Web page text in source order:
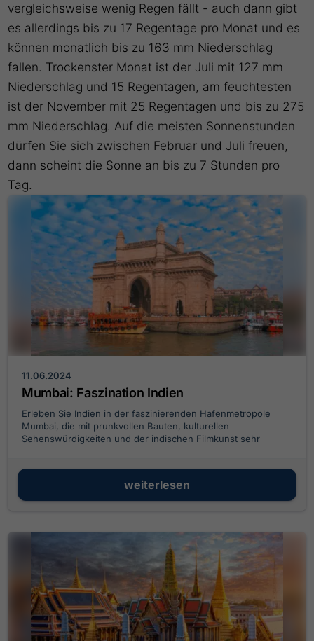
vergleichsweise wenig Regen fällt - auch dann gibt
es allerdings bis zu 17 Regentage pro Monat und es
können monatlich bis zu 163 mm Niederschlag
fallen. Trockenster Monat ist der Juli mit 127 mm
Niederschlag und 15 Regentagen, am feuchtesten
ist der November mit 25 Regentagen und bis zu 275
mm Niederschlag. Auf die meisten Sonnenstunden
dürfen Sie sich zwischen Februar und Juli freuen,
dann scheint die Sonne an bis zu 7 Stunden pro
Tag.
11.06.2024
Mumbai: Faszination Indien
Erleben Sie Indien in der faszinierenden Hafenmetropole
Mumbai, die mit prunkvollen Bauten, kulturellen
Sehenswürdigkeiten und der indischen Filmkunst sehr
weiterlesen